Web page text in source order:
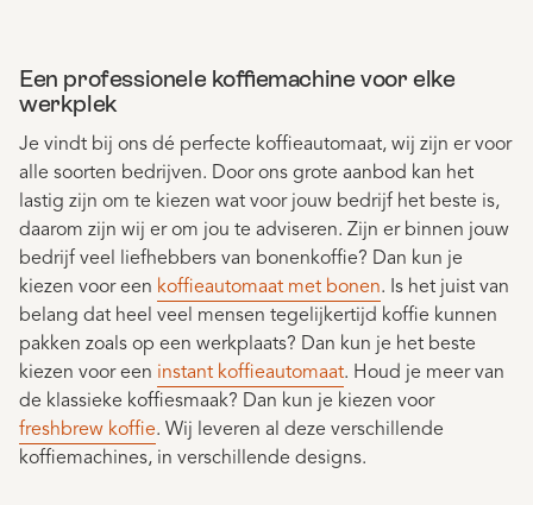
Een professionele koffiemachine voor elke
werkplek
Je vindt bij ons dé perfecte koffieautomaat, wij zijn er voor
alle soorten bedrijven. Door ons grote aanbod kan het
lastig zijn om te kiezen wat voor jouw bedrijf het beste is,
daarom zijn wij er om jou te adviseren. Zijn er binnen jouw
bedrijf veel liefhebbers van bonenkoffie? Dan kun je
kiezen voor een koffieautomaat met bonen. Is het juist van
belang dat heel veel mensen tegelijkertijd koffie kunnen
pakken zoals op een werkplaats? Dan kun je het beste
kiezen voor een instant koffieautomaat. Houd je meer van
de klassieke koffiesmaak? Dan kun je kiezen voor
freshbrew koffie. Wij leveren al deze verschillende
koffiemachines, in verschillende designs.